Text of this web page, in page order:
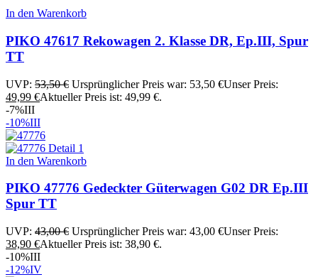
In den Warenkorb
PIKO 47617 Rekowagen 2. Klasse DR, Ep.III, Spur
TT
UVP: 53,50€ Ursprünglicher Preis war: 53,50 €Unser Preis:
49,99 €Aktueller Preis ist: 49,99 €.
-7%III
-10%III
In den Warenkorb
PIKO 47776 Gedeckter Güterwagen G02 DR Ep.III
Spur TT
UVP: 43,00€ Ursprünglicher Preis war: 43,00 €Unser Preis:
38,90 €Aktueller Preis ist: 38,90 €.
-10%III
-12%IV